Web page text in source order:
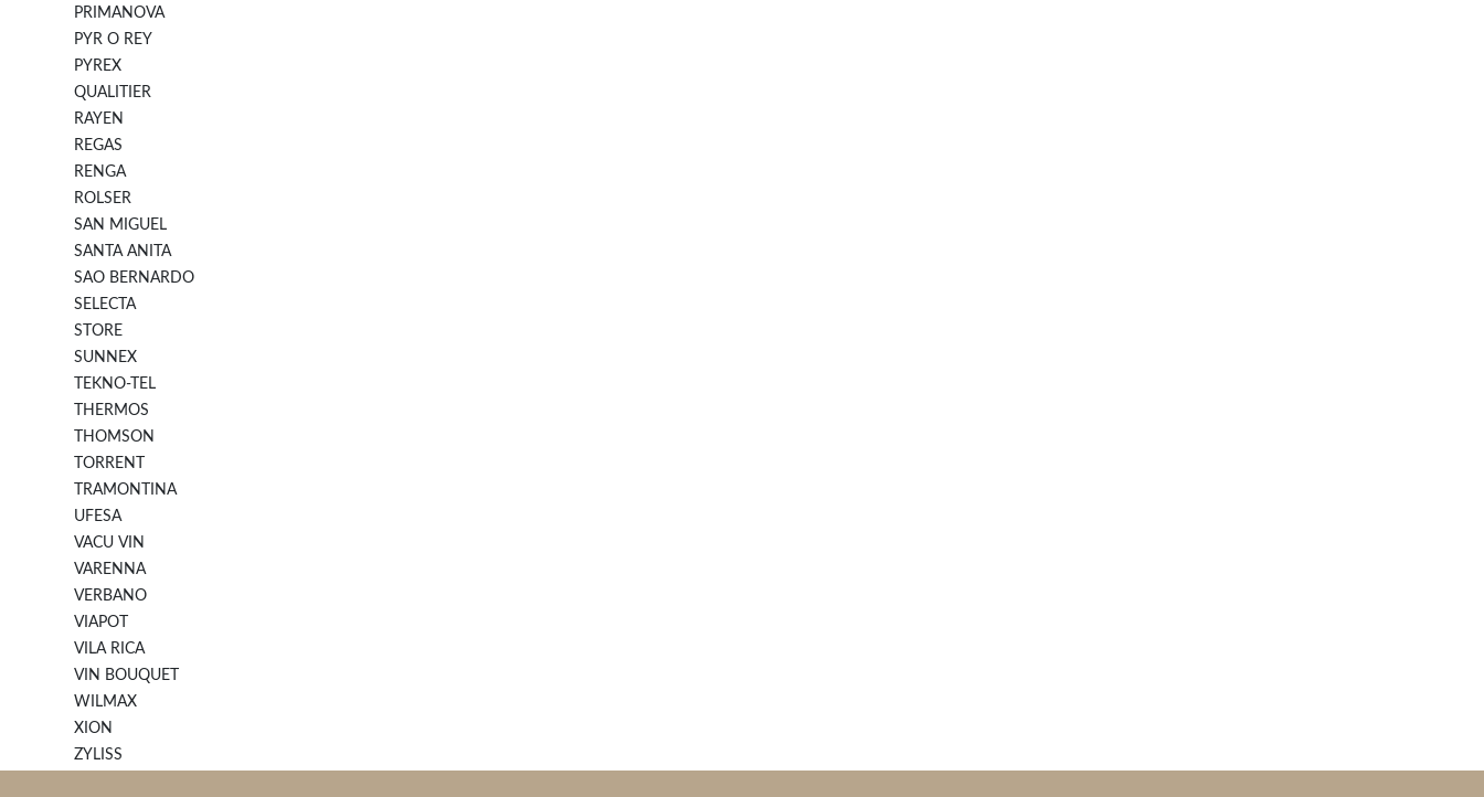
PRIMANOVA
PYR O REY
PYREX
QUALITIER
RAYEN
REGAS
RENGA
ROLSER
SAN MIGUEL
SANTA ANITA
SAO BERNARDO
SELECTA
STORE
SUNNEX
TEKNO-TEL
THERMOS
THOMSON
TORRENT
TRAMONTINA
UFESA
VACU VIN
VARENNA
VERBANO
VIAPOT
VILA RICA
VIN BOUQUET
WILMAX
XION
ZYLISS